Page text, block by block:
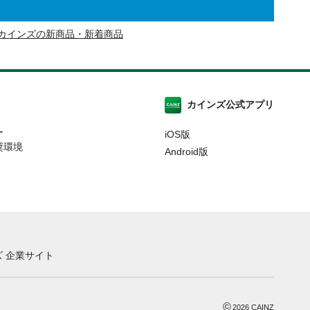
インズの新商品・新着商品
環境
カインズ公式アプリ
iOS版
Android版
企業サイト
©2026 CAINZ